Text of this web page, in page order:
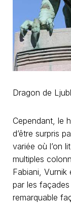
Dragon de
Cependant, le
d’être surpris
variée où l’on
multiples
Fabiani,
par les
remarquable